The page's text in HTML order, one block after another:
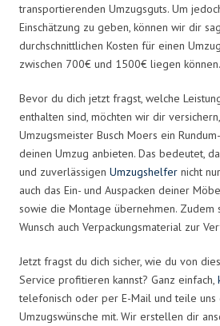
transportierenden Umzugsguts. Um
Einschätzung zu geben, können wir dir
durchschnittlichen Kosten für einen
zwischen 700€ und 1500€ liegen können.
Bevor du dich jetzt fragst, welche
enthalten sind, möchten wir dir
Umzugsmeister Busch Moers ein
deinen Umzug anbieten. Das bedeutet,
und zuverlässigen Umzugshelfer nicht
auch das Ein- und Auspacken deiner
sowie die Montage übernehmen.
Wunsch auch Verpackungsmaterial zur
Jetzt fragst du dich sicher, wie du von
Service profitieren kannst? Ganz einfach,
telefonisch oder per E-Mail und teile
Umzugswünsche mit. Wir erstellen dir